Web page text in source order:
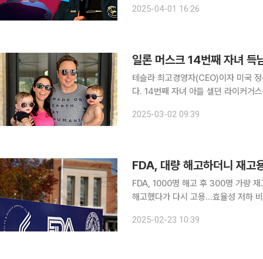
터뷰에서 “밤잠을 못 이루게 하는 가
2025-04-01 16:26
일론 머스크 14번째 자녀 득
테슬라 최고경영자(CEO)이자 미국
다. 14번째 자녀 아들 셀던 라이커거
이다. 보수 진영 인플루언서인 애슐리
2025-03-02 09:39
FDA, 대량 해고하더니 재고
FDA, 1000명 해고 후 300명 가량 재
해고했다가 다시 고용...효율성 저하 비판 고조 미국 식품의약국(FDA)이 해고를
이겠다며 감원의 칼날을 휘둘렀지만,
2025-02-23 10:39